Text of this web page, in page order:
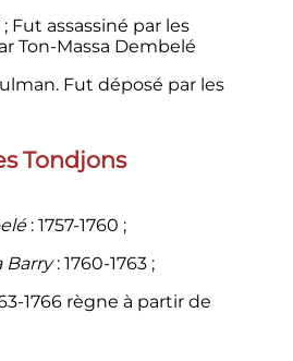
; Fut assassiné par les
Ton-Massa Dembelé
Fut déposé par les
Tondjons
: 1757-1760 ;
Barry : 1760-1763 ;
1766 règne à partir de